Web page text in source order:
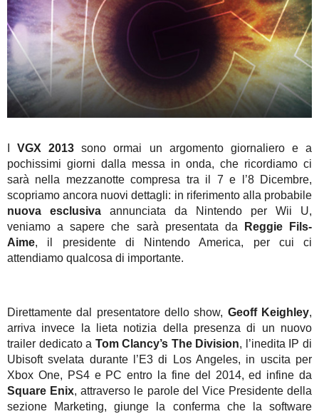
IVGX 2013 sono ormai un argomento giornaliero e a
pochissimi giorni dalla messa in onda, che ricordiamo ci
sarà nella mezzanotte compresa tra il 7 e l’8 Dicembre,
scopriamo ancora nuovi dettagli: in riferimento alla probabile
nuova esclusiva annunciata da Nintendo per Wii U,
veniamo a sapere che sarà presentata da
Reggie Fils-
Aime, il presidente di Nintendo America, per cui ci
attendiamo qualcosa di importante.
Direttamente dal presentatore dello show, Geoff Keighley,
arriva invece la lieta notizia della presenza di un nuovo
trailer dedicato a Tom Clancy’s The Division, l’inedita IP di
Ubisoft svelata durante l’E3 di Los Angeles, in uscita per
Xbox One, PS4 e PC entro la fine del 2014, ed infine da
Square Enix, attraverso le parole del Vice Presidente della
sezione Marketing, giunge la conferma che la software